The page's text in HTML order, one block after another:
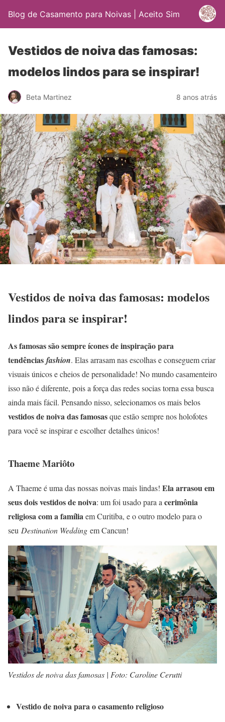
Blog de Casamento para Noivas | Aceito Sim
Vestidos de noiva das famosas:
modelos lindos para se inspirar!
Beta Martinez 8 anos atrás
Vestidos de noiva das famosas: modelos
lindos para se inspirar!
As famosas são sempre ícones de inspiração para
tendências fashion. Elas arrasam nas escolhas e conseguem criar
visuais únicos e cheios de personalidade! No mundo casamenteiro
isso não é diferente, pois a força das redes socias torna essa busca
ainda mais fácil. Pensando nisso, selecionamos os mais belos
vestidos de noiva das famosasque estão sempre nos holofotes
para você se inspirar e escolher detalhes únicos!
Thaeme Mariôto
A Thaeme é uma das nossas noivas mais lindas! Ela arrasou em
seus dois vestidos de noiva: um foi usado para a cerimônia
religiosa com a famíliaem Curitiba, e o outro modelo para o
seu Destination Wedding em Cancun!
Vestidos de noiva das famosas | Foto: Caroline Cerutti
Vestido de noiva para o casamento religioso